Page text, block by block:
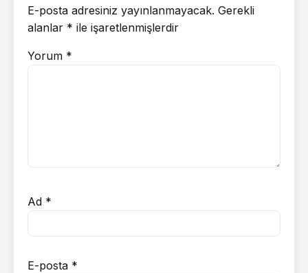
E-posta adresiniz yayınlanmayacak. Gerekli
alanlar * ile işaretlenmişlerdir
Yorum *
Ad *
E-posta *